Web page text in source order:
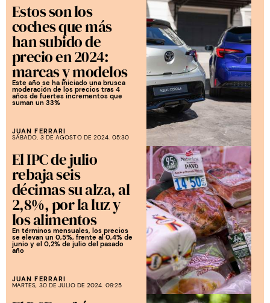
Estos son los
coches que más
han subido de
precio en 2024:
marcas y modelos
Este año se ha iniciado una brusca
moderación de los precios tras 4
años de fuertes incrementos que
suman un 33%
JUAN FERRARI
SÁBADO, 3 DE AGOSTO DE 2024. 05:30
El IPC de julio
rebaja seis
décimas su alza, al
2,8%, por la luz y
los alimentos
En términos mensuales, los precios
se elevan un 0,5%, frente al 0,4% de
junio y el 0,2% de julio del pasado
año
JUAN FERRARI
MARTES, 30 DE JULIO DE 2024. 09:25